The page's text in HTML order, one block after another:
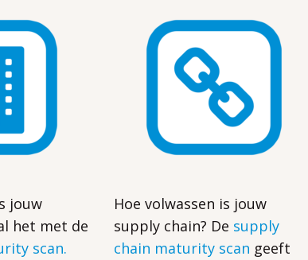
jouw
het met de
scan.
Hoe volwassen is jouw
supply chain? De supply
chain maturity scan geeft